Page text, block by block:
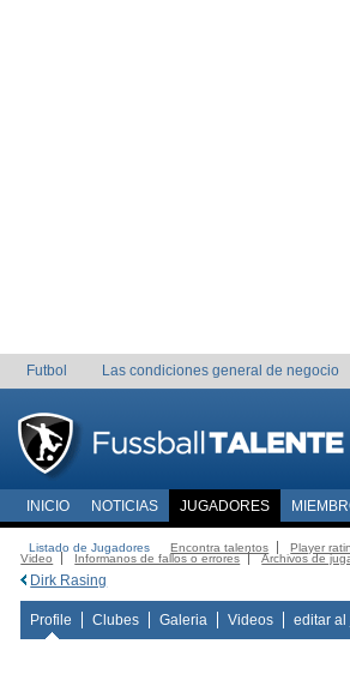
Futbol Las condiciones general de negocio
INICIO NOTICIAS JUGADORES
Listado de Jugadores Encontra talentos Player
Video
Informanos de fallos o errores Archivos de
Dirk Rasing
Profile Clubes Galeria Videos editar